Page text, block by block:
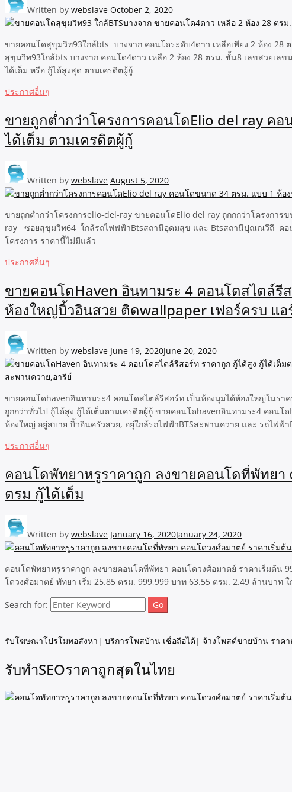
Written by webslave October 2, 2020
ขายคอนโดสุขุมวิท93ใกล้bts บางจาก คอนโดระดับ4ดาว เหลือเพียง 2 ห้อง 28
สุขุมวิท93ใกล้bts บางจาก คอนโด4ดาว เหลือ 2 ห้อง 28 ตรม. ชั้น8 เลขสวยเล
ได้เต็ม หรือ กู้ได้สูงสุด ตามเครดิตผู้กู้
ประกาศอื่นๆ
ขายถูกต่ำกว่าโครงการคอนโดElio del ray ค
ได้เต็ม ตามเครดิตผู้กู้
Written by webslave August 5, 2020
ขายถูกต่ำกว่าโครงการelio-del-ray ขายคอนโดElio del ray ถูกกกว่าโครงการ
ray ซอยสุขุมวิท64 ใกล้รถไฟฟฟ้าBtsสถานีอุดมสุข และ Btsสถานีปุณณวีถี คอน
โครงการ ราคานี้ไม่มีแล้ว
ประกาศอื่นๆ
ขายคอนโดHaven อินทามระ 4 คอนโดสไตล์รี
ห้องใหญ่บิ้วอินสวย ติดwallpaper เฟอร์ครบ แอ
Written by webslave June 19, 2020June 20, 2020
ขายคอนโดhavenอินทามระ4 คอนโดสไตล์รีสอร์ท เป็นห้องมุมได้ห้องใหญ่ในรา
ถูกกว่าทั่วไป กู้ได้สูง กู้ได้เต็มตามเครดิตผู้กู้ ขายคอนโดhavenอินทามระ4 คอน
ห้องใหญ่ อยู่สบาย บิ้วอินครัวสวย, อยุ่ใกล้รถไฟฟ้าBTSสะพานควาย และ รถไฟฟ้า
ประกาศอื่นๆ
คอนโดพัทยาหรูราคาถูก ลงขายคอนโดที่พัทยา
ตรม กู้ได้เต็ม
Written by webslave January 16, 2020January 24, 2020
คอนโดพัทยาหรูราคาถูก ลงขายคอนโดที่พัทยา คอนโดวงศ์อมาตย์ ราคาเริ่มต้น
โดวงศ์อมาตย์ พัทยา เริ่ม 25.85 ตรม. 999,999 บาท 63.55 ตรม. 2.49 ล้านบาท
Search for:
รับโฆษณาโปรโมทอสังหา | บริการโพสบ้าน เชื่อถือได้| จ้างโพสต์ขายบ้าน ราคา
รับทำSEOราคาถูกสุดในไทย